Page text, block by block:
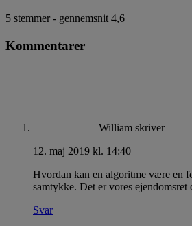
5 stemmer - gennemsnit 4,6
Kommentarer
William skriver
12. maj 2019 kl. 14:40
Hvordan kan en algoritme være en
samtykke. Det er vores
Svar